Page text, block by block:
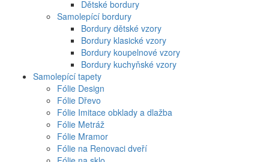
Dětské bordury
Samolepící bordury
Bordury dětské vzory
Bordury klasické vzory
Bordury koupelnové vzory
Bordury kuchyňské vzory
Samolepící tapety
Fólie Design
Fólie Dřevo
Fólie Imitace obklady a dlažba
Fólie Metráž
Fólie Mramor
Fólie na Renovaci dveří